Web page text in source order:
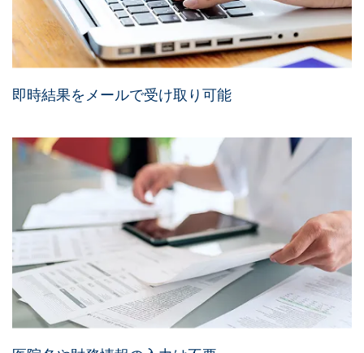
即時結果をメールで受け取り可能